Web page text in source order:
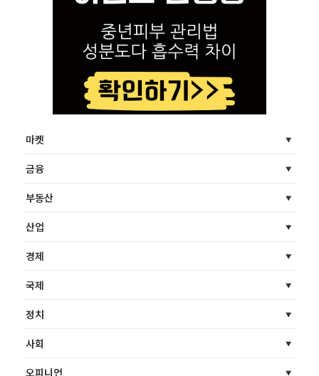
마켓
금융
부동산
산업
경제
국제
정치
사회
오피니언